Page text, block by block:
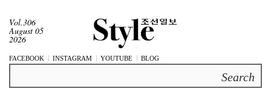
Vol.306
August 05
2026
FACEBOOK INSTAGRAM YOUTUBE BLOG